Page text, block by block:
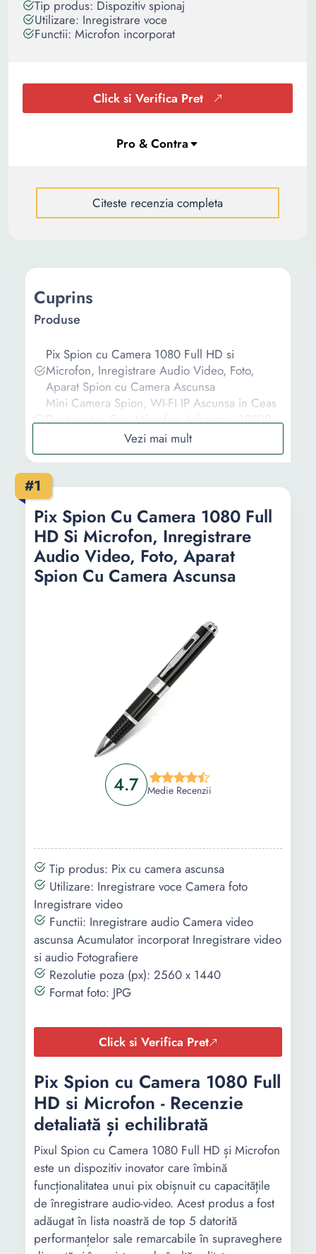
Tip produs: Dispozitiv spionaj
Utilizare: Inregistrare voce
Functii: Microfon incorporat
Click si Verifica Pret
Citeste recenzia completa
#1
4.7 Medie Recenzii
Pix Spion Cu Camera 1080 Full
HD Si Microfon, Inregistrare
Audio Video, Foto, Aparat
Spion Cu Camera Ascunsa
Tip produs: Pix cu camera ascunsa
Utilizare: Inregistrare voce Camera foto
Inregistrare video
Functii: Inregistrare audio Camera video
ascunsa Acumulator incorporat Inregistrare video
si audio Fotografiere
Rezolutie poza (px): 2560 x 1440
Format foto: JPG
Click si Verifica Pret
Pix Spion cu Camera 1080 Full
HD si Microfon - Recenzie
detaliată și echilibrată
Pixul Spion cu Camera 1080 Full HD și Microfon
este un dispozitiv inovator care îmbină
funcționalitatea unui pix obișnuit cu capacitățile
de înregistrare audio-video. Acest produs a fost
adăugat în lista noastră de top 5 datorită
performanțelor sale remarcabile în supraveghere
Cuprins
Produse
Pix Spion cu Camera 1080 Full HD si
Microfon, Inregistrare Audio Video, Foto,
Aparat Spion cu Camera Ascunsa
Mini Camera Spion, WI-FI IP Ascunsa in Ceas
Desteptator, Spy, Microfon, Infrarosu, 1080P,
Activare la Miscare
Pix Spion Camera 1080 HD si Microfon ,
Inregistrare Audio Video, Foto , Aparat Spion
cu Camera Ascunsa
Microfon spion de urmarire mini A8
GPS/GSM/GPRS Global Tracker
Microfon spion de urmarire mini A8
GPS/GSM/GPRS Global Tracker
Informații